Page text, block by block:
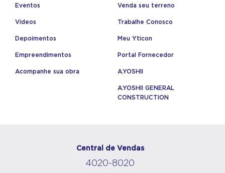
Eventos
Videos
Depoimentos
Empreendimentos
Acompanhe sua obra
Venda seu terreno
Trabalhe Conosco
Meu Yticon
Portal Fornecedor
A.YOSHII
A.YOSHII GENERAL
CONSTRUCTION
Central de Vendas
4020-8020